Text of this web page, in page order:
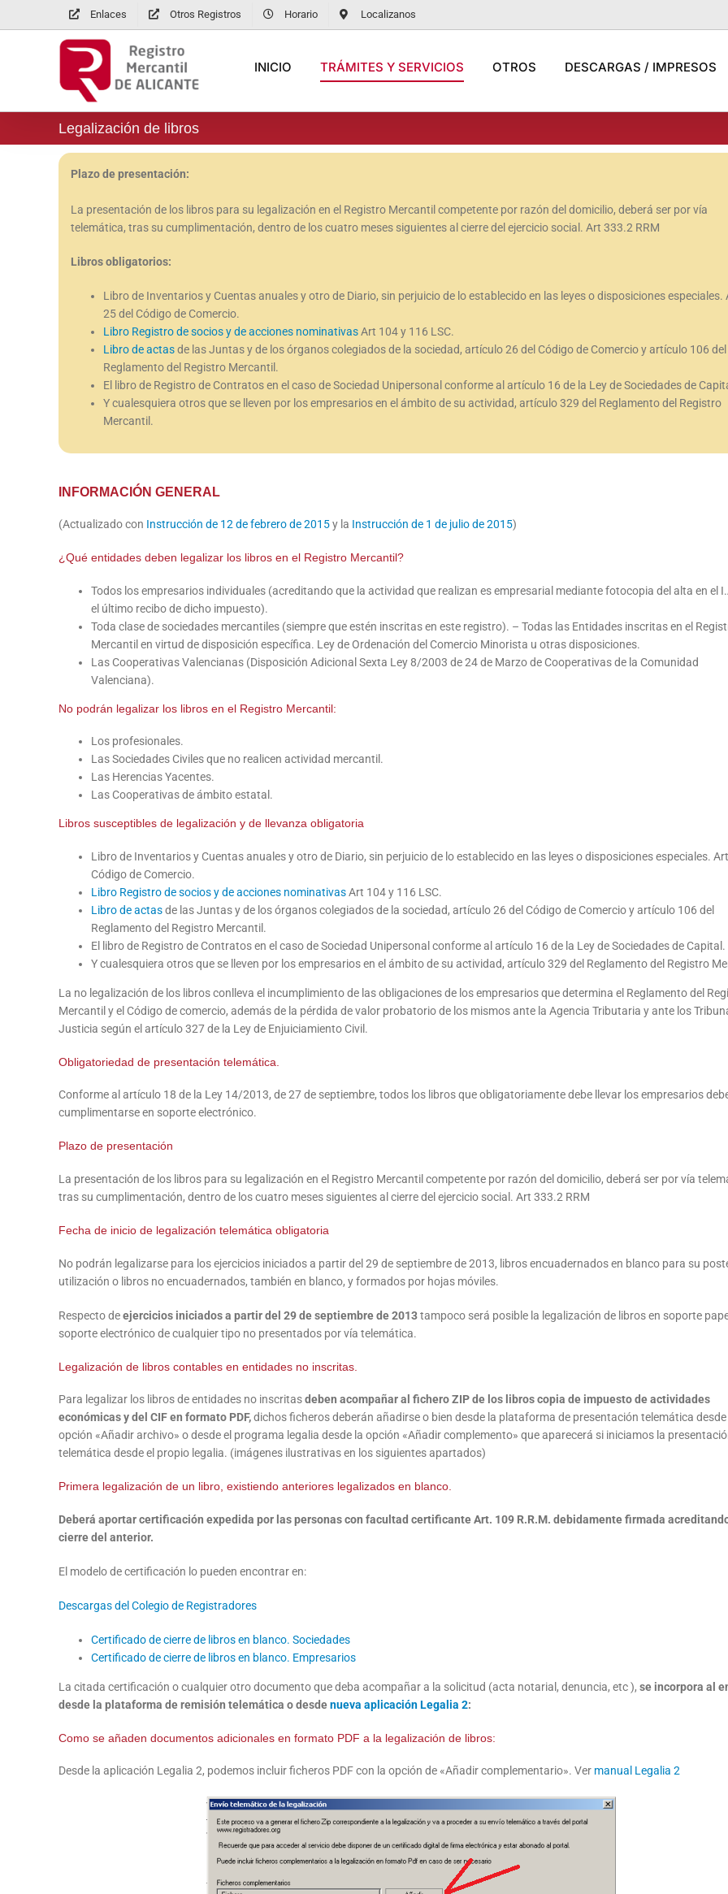
Enlaces Otros Registros Horario Localizanos
INICIO TRÁMITES Y SERVICIOS OTROS DESCARGAS / IMPRESOS
Legalización de libros
Plazo de presentación:
La presentación de los libros para su legalización en el Registro Mercantil competente por razón del domicilio, deberá ser por vía
telemática, tras su cumplimentación, dentro de los cuatro meses siguientes al cierre del ejercicio social. Art 333.2 RRM
Libros obligatorios:
Libro de Inventarios y Cuentas anuales y otro de Diario, sin perjuicio de lo establecido en las leyes o disposiciones especiales.
25 del Código de Comercio.
Libro Registro de socios y de acciones nominativasArt 104 y 116 LSC.
Libro de actasde las Juntas y de los órganos colegiados de la sociedad, artículo 26 del Código de Comercio y artículo 106 del
Reglamento del Registro Mercantil.
El libro de Registro de Contratos en el caso de Sociedad Unipersonal conforme al artículo 16 de la Ley de Sociedades de
Y cualesquiera otros que se lleven por los empresarios en el ámbito de su actividad, artículo 329 del Reglamento del Registro
Mercantil.
INFORMACIÓN GENERAL
(Actualizado con Instrucción de 12 de febrero de 2015y la Instrucción de 1 de julio de 2015)
¿Qué entidades deben legalizar los libros en el Registro Mercantil?
Todos los empresarios individuales (acreditando que la actividad que realizan es empresarial mediante fotocopia del alta en el
el último recibo de dicho impuesto).
Toda clase de sociedades mercantiles (siempre que estén inscritas en este registro). – Todas las Entidades inscritas en el
Mercantil en virtud de disposición específica. Ley de Ordenación del Comercio Minorista u otras disposiciones.
Las Cooperativas Valencianas (Disposición Adicional Sexta Ley 8/2003 de 24 de Marzo de Cooperativas de la Comunidad
Valenciana).
No podrán legalizar los libros en el Registro Mercantil:
Los profesionales.
Las Sociedades Civiles que no realicen actividad mercantil.
Las Herencias Yacentes.
Las Cooperativas de ámbito estatal.
Libros susceptibles de legalización y de llevanza obligatoria
Libro de Inventarios y Cuentas anuales y otro de Diario, sin perjuicio de lo establecido en las leyes o disposiciones especiales.
Código de Comercio.
Libro Registro de socios y de acciones nominativasArt 104 y 116 LSC.
Libro de actasde las Juntas y de los órganos colegiados de la sociedad, artículo 26 del Código de Comercio y artículo 106 del
Reglamento del Registro Mercantil.
El libro de Registro de Contratos en el caso de Sociedad Unipersonal conforme al artículo 16 de la Ley de Sociedades de Capital.
Y cualesquiera otros que se lleven por los empresarios en el ámbito de su actividad, artículo 329 del Reglamento del Registro
La no legalización de los libros conlleva el incumplimiento de las obligaciones de los empresarios que determina el Reglamento del
Mercantil y el Código de comercio, además de la pérdida de valor probatorio de los mismos ante la Agencia Tributaria y ante los
Justicia según el artículo 327 de la Ley de Enjuiciamiento Civil.
Obligatoriedad de presentación telemática.
Conforme al artículo 18 de la Ley 14/2013, de 27 de septiembre, todos los libros que obligatoriamente debe llevar los empresarios
cumplimentarse en soporte electrónico.
Plazo de presentación
La presentación de los libros para su legalización en el Registro Mercantil competente por razón del domicilio, deberá ser por vía
tras su cumplimentación, dentro de los cuatro meses siguientes al cierre del ejercicio social. Art 333.2 RRM
Fecha de inicio de legalización telemática obligatoria
No podrán legalizarse para los ejercicios iniciados a partir del 29 de septiembre de 2013, libros encuadernados en blanco para su
utilización o libros no encuadernados, también en blanco, y formados por hojas móviles.
Respecto deejercicios iniciados a partir del 29 de septiembre de 2013tampoco será posible la legalización de libros en soporte
soporte electrónico de cualquier tipo no presentados por vía telemática.
Legalización de libros contables en entidades no inscritas.
Para legalizar los libros de entidades no inscritasdeben acompañar al fichero ZIP de los libros copia de impuesto de actividades
económicas y del CIF en formato PDF,dichos ficheros deberán añadirse o bien desde la plataforma de presentación telemática desde
opción «Añadir archivo» o desde el programa legalia desde la opción «Añadir complemento» que aparecerá si iniciamos la
telemática desde el propio legalia. (imágenes ilustrativas en los siguientes apartados)
Primera legalización de un libro, existiendo anteriores legalizados en blanco.
Deberá aportar certificación expedida por las personas con facultad certificante Art. 109 R.R.M. debidamente firmada
cierre del anterior.
El modelo de certificación lo pueden encontrar en:
Descargas del Colegio de Registradores
Certificado de cierre de libros en blanco. Sociedades
Certificado de cierre de libros en blanco. Empresarios
La citada certificación o cualquier otro documento que deba acompañar a la solicitud (acta notarial, denuncia, etc ), se incorpora al
desde la plataforma de remisión telemática o desdenueva aplicación Legalia 2:
Como se añaden documentos adicionales en formato PDF a la legalización de libros:
Desde la aplicación Legalia 2, podemos incluir ficheros PDF con la opción de «Añadir complementario». Ver manual Legalia 2